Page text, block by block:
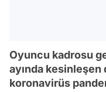
Oyuncu kadrosu
ayında
koronavirüs